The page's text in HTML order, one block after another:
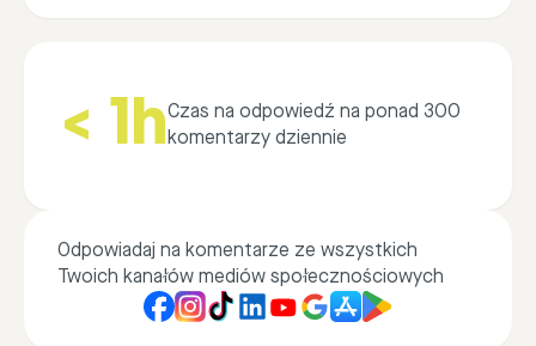
< 1hCzas na odpowiedź na ponad 300
komentarzy dziennie
Odpowiadaj na komentarze ze wszystkich
Twoich kanałów mediów społecznościowych